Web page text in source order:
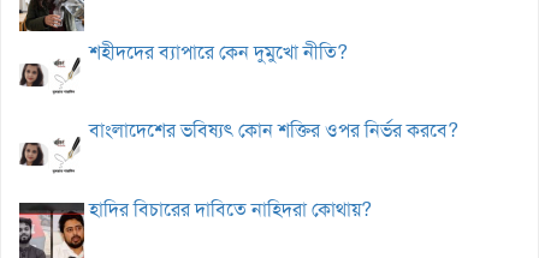
শহীদদের ব্যাপারে কেন দুমুখো নীতি?
বাংলাদেশের ভবিষ্যৎ কোন শক্তির ওপর নির্ভর করবে?
হাদির বিচারের দাবিতে নাহিদরা কোথায়?